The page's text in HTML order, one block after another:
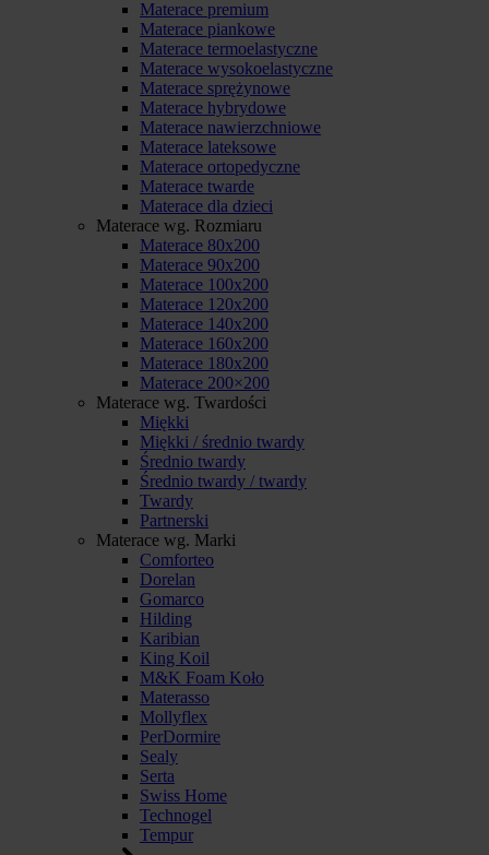
Materace premium
Materace piankowe
Materace termoelastyczne
Materace wysokoelastyczne
Materace sprężynowe
Materace hybrydowe
Materace nawierzchniowe
Materace lateksowe
Materace ortopedyczne
Materace twarde
Materace dla dzieci
Materace wg. Rozmiaru
Materace 80x200
Materace 90x200
Materace 100x200
Materace 120x200
Materace 140x200
Materace 160x200
Materace 180x200
Materace 200×200
Materace wg. Twardości
Miękki
Miękki / średnio twardy
Średnio twardy
Średnio twardy / twardy
Twardy
Partnerski
Materace wg. Marki
Comforteo
Dorelan
Gomarco
Hilding
Karibian
King Koil
M&K Foam Koło
Materasso
Mollyflex
PerDormire
Sealy
Serta
Swiss Home
Technogel
Tempur